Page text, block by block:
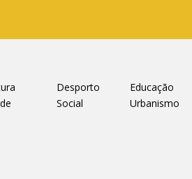
Desporto Educação
Social Urbanismo